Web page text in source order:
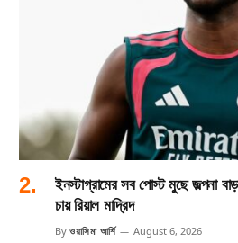
ইনস্টাগ্রামের সব পোস্ট মুছে জল্পনা
চায় রিয়াল মাদ্রিদ
By ওয়াসিমা আর্শি August 6, 2026